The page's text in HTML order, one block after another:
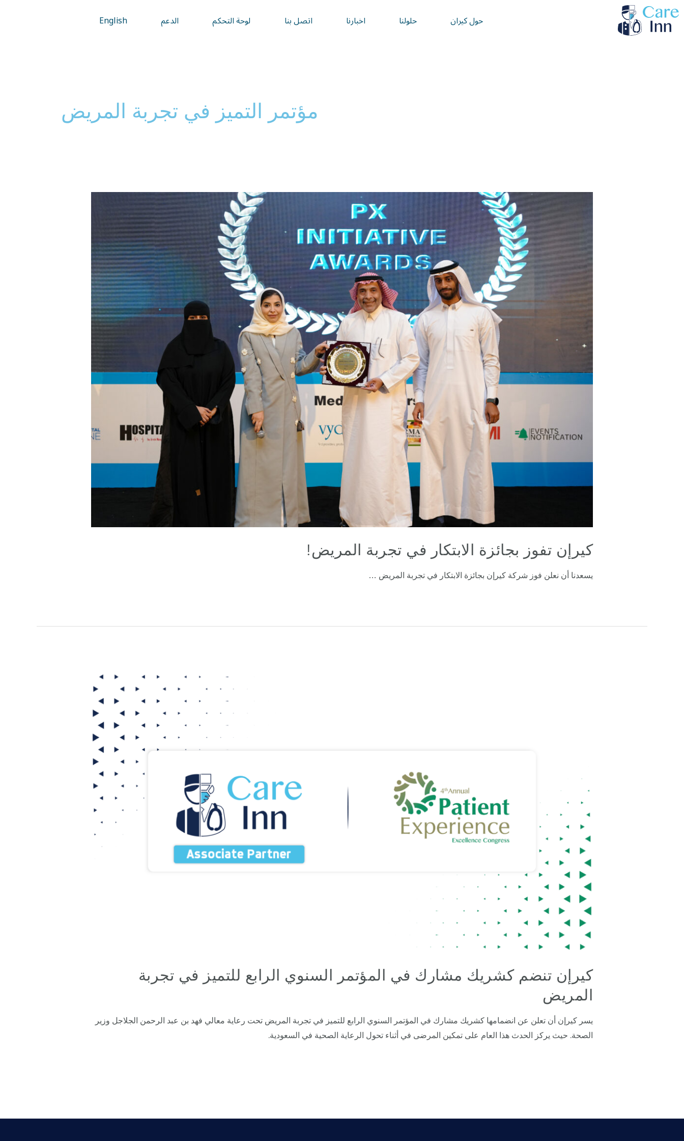
تخطي
حول كيران حلولنا اخبارنا اتصل بنا لوحة التحكم الدعم English
مؤتمر التميز في تجربة المريض
كيرإن تفوز بجائزة الابتكار في تجربة المريض!
يسعدنا أن نعلن فوز شركة كيرإن بجائزة الابتكار في تجربة المريض …
كيرإن تنضم كشريك مشارك في المؤتمر السنوي الرابع للتميز في تجربة
المريض
يسر كيرإن أن تعلن عن انضمامها كشريك مشارك في المؤتمر السنوي الرابع للتميز في تجربة المريض تحت رعاية معالي فهد بن عبد الرحمن الجلاجل وزير
الصحة. حيث يركز الحدث هذا العام على تمكين المرضى في أثناء تحول الرعاية الصحية في السعودية.